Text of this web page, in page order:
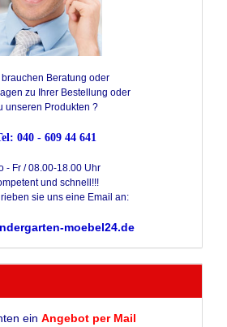
Beratung oder
zu Ihrer Bestellung oder
unseren Produkten ?
040 - 609 44 641
- Fr / 08.00-18.00 Uhr
und schnell!!!
sie uns eine Email an:
moebel24.de
ein Angebot per Mail